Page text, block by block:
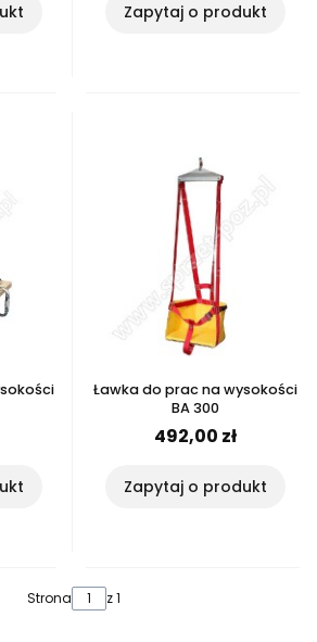
Zapytaj o produkt
Ławka do prac na wysokości
BA 300
492,00 zł
Zapytaj o produkt
Strona z 1